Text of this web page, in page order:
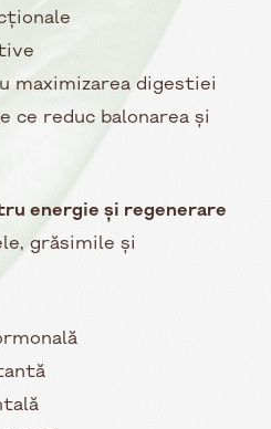
maximizarea digestiei
ce reduc balonarea și
energie și regenerare
grăsimile și